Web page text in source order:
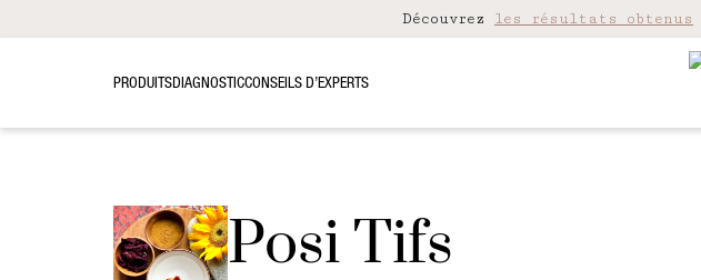
Découvrez les résultats obtenus
PRODUITSDIAGNOSTICCONSEILS D’EXPERTS
Posi Tifs